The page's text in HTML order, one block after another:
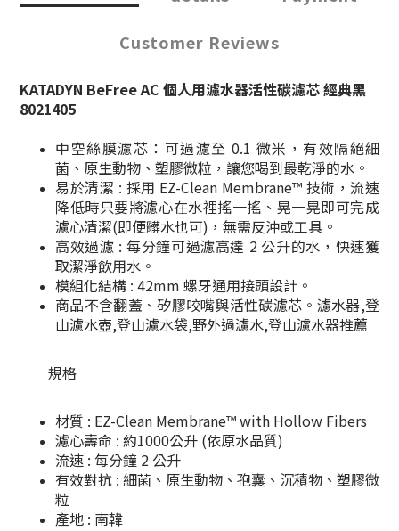
Customer Reviews
KATADYN BeFree AC 個人用濾水器活性碳濾芯 經典黑
8021405
中空絲膜濾芯：可過濾至 0.1 微米，有效隔絕細
菌、原生動物、塑膠微粒，讓您喝到最乾淨的水。
易於清潔 : 採用 EZ-Clean Membrane™ 技術，流速
降低時只要將濾心在水裡搖一搖、晃一晃即可完成
濾心清潔(即便髒水也可)，無需反沖或工具。
高效過濾 : 每分鐘可過濾高達 2 公升的水，快速獲
取潔淨飲用水。
模組化結構 : 42mm 螺牙通用接頭設計。
商品不含翻蓋、矽膠咬嘴與活性碳濾芯。濾水器,登
山濾水壺,登山濾水袋,野外過濾水,登山濾水器推薦
規格
材質 : EZ-Clean Membrane™ with Hollow Fibers
濾心壽命 : 約1000公升 (依原水品質)
流速 : 每分鐘 2 公升
有效對抗 : 細菌、原生動物、孢囊、沉積物、塑膠微
粒
產地 : 南韓